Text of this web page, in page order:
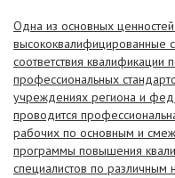
Одна из основных
высококвалифицированные
соответствия квалификации
профессиональных
учреждениях региона и
проводится
рабочих по основным и
программы повышения
специалистов по различным